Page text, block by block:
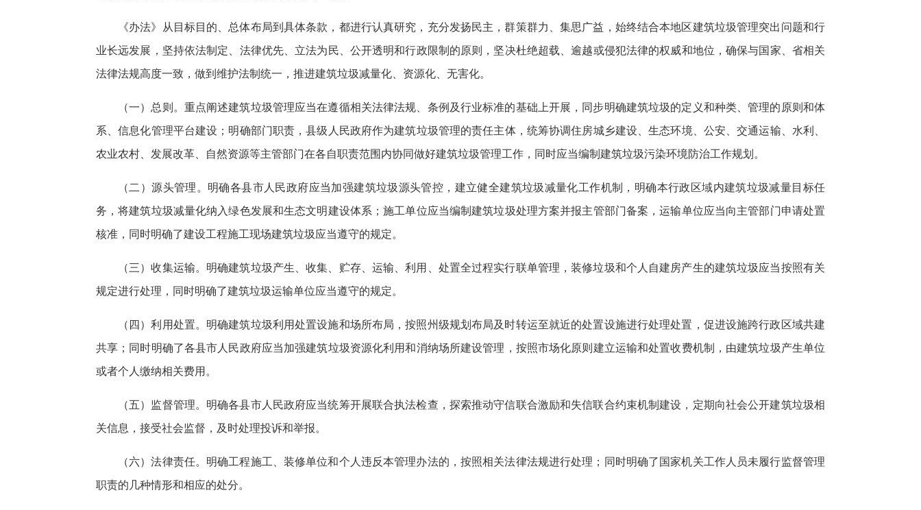
《办法》从目标目的、总体布局到具体条款，都进行认真研究，充分发扬民主，群策群力、集思广益，始终结合本地区建筑垃圾管理突出问题和行
业长远发展，坚持依法制定、法律优先、立法为民、公开透明和行政限制的原则，坚决杜绝超载、逾越或侵犯法律的权威和地位，确保与国家、省相关
法律法规高度一致，做到维护法制统一，推进建筑垃圾减量化、资源化、无害化。
（一）总则。重点阐述建筑垃圾管理应当在遵循相关法律法规、条例及行业标准的基础上开展，同步明确建筑垃圾的定义和种类、管理的原则和体
系、信息化管理平台建设；明确部门职责，县级人民政府作为建筑垃圾管理的责任主体，统筹协调住房城乡建设、生态环境、公安、交通运输、水利、
农业农村、发展改革、自然资源等主管部门在各自职责范围内协同做好建筑垃圾管理工作，同时应当编制建筑垃圾污染环境防治工作规划。
（二）源头管理。明确各县市人民政府应当加强建筑垃圾源头管控，建立健全建筑垃圾减量化工作机制，明确本行政区域内建筑垃圾减量目标任
务，将建筑垃圾减量化纳入绿色发展和生态文明建设体系；施工单位应当编制建筑垃圾处理方案并报主管部门备案，运输单位应当向主管部门申请处置
核准，同时明确了建设工程施工现场建筑垃圾应当遵守的规定。
（三）收集运输。明确建筑垃圾产生、收集、贮存、运输、利用、处置全过程实行联单管理，装修垃圾和个人自建房产生的建筑垃圾应当按照有关
规定进行处理，同时明确了建筑垃圾运输单位应当遵守的规定。
（四）利用处置。明确建筑垃圾利用处置设施和场所布局，按照州级规划布局及时转运至就近的处置设施进行处理处置，促进设施跨行政区域共建
共享；同时明确了各县市人民政府应当加强建筑垃圾资源化利用和消纳场所建设管理，按照市场化原则建立运输和处置收费机制，由建筑垃圾产生单位
或者个人缴纳相关费用。
（五）监督管理。明确各县市人民政府应当统筹开展联合执法检查，探索推动守信联合激励和失信联合约束机制建设，定期向社会公开建筑垃圾相
关信息，接受社会监督，及时处理投诉和举报。
（六）法律责任。明确工程施工、装修单位和个人违反本管理办法的，按照相关法律法规进行处理；同时明确了国家机关工作人员未履行监督管理
职责的几种情形和相应的处分。